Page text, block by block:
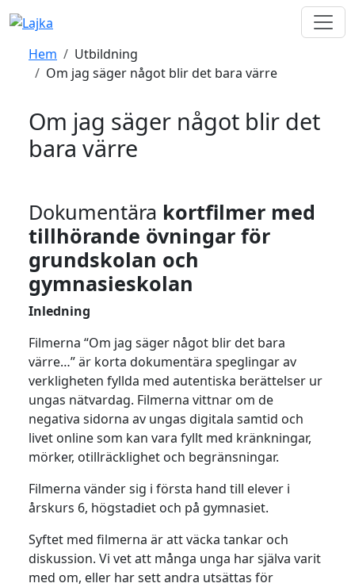
Hem
Utbildning
Om jag säger något blir det bara värre
Om jag säger något blir det
bara värre
Dokumentära kortfilmer med
tillhörande övningar för
grundskolan och
gymnasieskolan
Inledning
Filmerna “Om jag säger något blir det bara
värre…” är korta dokumentära speglingar av
verkligheten fyllda med autentiska berättelser ur
ungas nätvardag. Filmerna vittnar om de
negativa sidorna av ungas digitala samtid och
livet online som kan vara fyllt med kränkningar,
mörker, otillräcklighet och begränsningar.
Filmerna vänder sig i första hand till elever i
årskurs 6, högstadiet och på gymnasiet.
Syftet med filmerna är att väcka tankar och
diskussion. Vi vet att många unga har själva varit
med om, eller har sett andra utsättas för